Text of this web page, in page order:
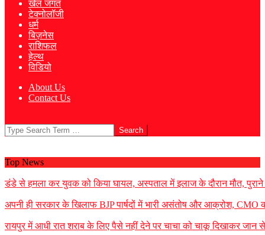
खेल जगत
टेक्नोलॉजी
धर्म
बिज़नेस
राशिफल
हेल्थ
विडियो
About Us
Contact Us
Search
Top News
डंडे से हमला कर युवक को किया घायल, अस्पताल में इलाज के दौरान मौत, पुराने
अपनी ही सरकार के खिलाफ BJP पार्षदों में भारी असंतोष और आक्रोश, CMO
रायपुर में आधी रात शराब के लिए पैसे नहीं देने पर चाचा को चाकू दिखाकर जान से